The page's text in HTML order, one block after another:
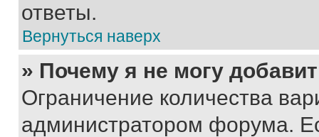
ответы.
Вернуться наверх
» Почему я не могу
Ограничение количества
администратором форума.